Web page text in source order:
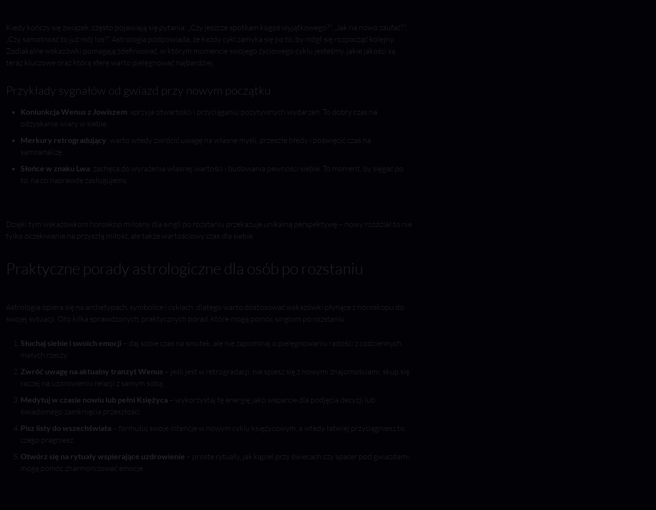
Kiedy kończy się związek, często pojawiają się pytania: „Czy jeszcze spotkam kogoś wyjątkowego?”, „Jak na nowo zaufać?”,
„Czy samotność to już mój los?”. Astrologia podpowiada, że każdy cykl zamyka się po to, by mógł się rozpocząć kolejny.
Zodiakalne wskazówki pomagają zdefiniować, w którym momencie swojego życiowego cyklu jesteśmy, jakie jakości są
teraz kluczowe oraz którą sferę warto pielęgnować najbardziej.
Przykłady sygnałów od gwiazd przy nowym początku
Koniunkcja Wenus z Jowiszem : sprzyja otwartości i przyciąganiu pozytywnych wydarzeń. To dobry czas na
odzyskanie wiary w siebie.
Merkury retrogradujący : warto wtedy zwrócić uwagę na własne myśli, przeszłe błędy i poświęcić czas na
samoanalizę.
Słońce w znaku Lwa : zachęca do wyrażenia własnej wartości i budowania pewności siebie. To moment, by sięgać po
to, na co naprawdę zasługujemy.
Dzięki tym wskazówkom horoskop miłosny dla singli po rozstaniu przekazuje unikalną perspektywę – nowy rozdział to nie
tylko oczekiwanie na przyszłą miłość, ale także wartościowy czas dla siebie.
Praktyczne porady astrologiczne dla osób po rozstaniu
Astrologia opiera się na archetypach, symbolice i cyklach, dlatego warto dostosować wskazówki płynące z horoskopu do
swojej sytuacji. Oto kilka sprawdzonych, praktycznych porad, które mogą pomóc singlom po rozstaniu:
Słuchaj siebie i swoich emocji – daj sobie czas na smutek, ale nie zapominaj o pielęgnowaniu radości z codziennych,
małych rzeczy.
Zwróć uwagę na aktualny tranzyt Wenus – jeśli jest w retrogradacji, nie spiesz się z nowymi znajomościami, skup się
raczej na uzdrowieniu relacji z samym sobą.
Medytuj w czasie nowiu lub pełni Księżyca – wykorzystaj tę energię jako wsparcie dla podjęcia decyzji lub
świadomego zamknięcia przeszłości.
Pisz listy do wszechświata – formułuj swoje intencje w nowym cyklu księżycowym, a wtedy łatwiej przyciągniesz to,
czego pragniesz.
Otwórz się na rytuały wspierające uzdrowienie – proste rytuały, jak kąpiel przy świecach czy spacer pod gwiazdami,
mogą pomóc zharmonizować emocje.